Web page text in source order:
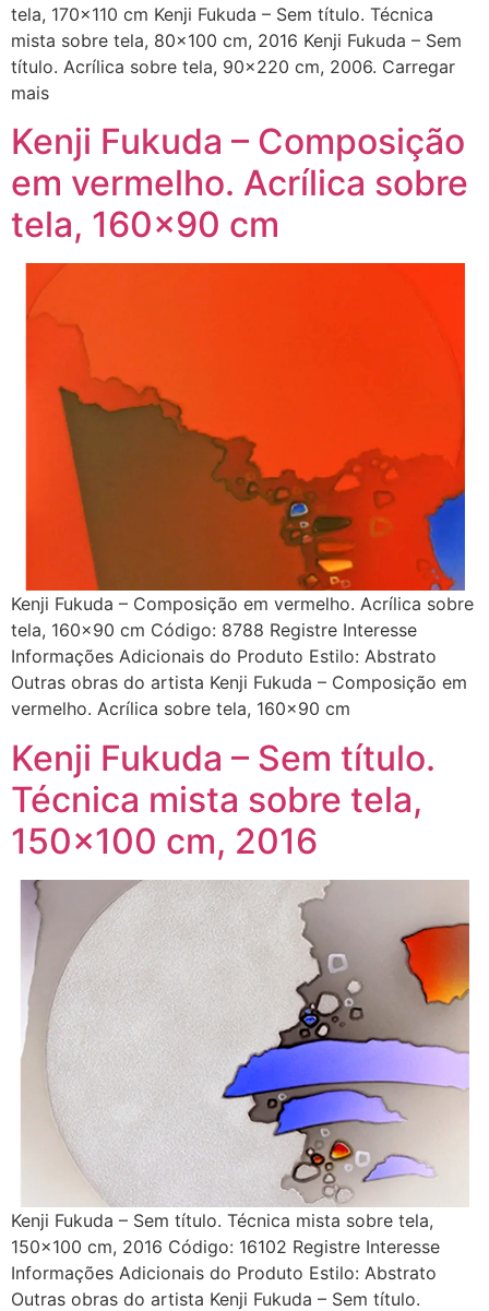
tela, 170×110 cm Kenji Fukuda – Sem título. Técnica
mista sobre tela, 80×100 cm, 2016 Kenji Fukuda – Sem
título. Acrílica sobre tela, 90×220 cm, 2006. Carregar
mais
Kenji Fukuda – Composição
em vermelho. Acrílica sobre
tela, 160×90 cm
Kenji Fukuda – Composição em vermelho. Acrílica sobre
tela, 160×90 cm Código: 8788 Registre Interesse
Informações Adicionais do Produto Estilo: Abstrato
Outras obras do artista Kenji Fukuda – Composição em
vermelho. Acrílica sobre tela, 160×90 cm
Kenji Fukuda – Sem título.
Técnica mista sobre tela,
150×100 cm, 2016
Kenji Fukuda – Sem título. Técnica mista sobre tela,
150×100 cm, 2016 Código: 16102 Registre Interesse
Informações Adicionais do Produto Estilo: Abstrato
Outras obras do artista Kenji Fukuda – Sem título.